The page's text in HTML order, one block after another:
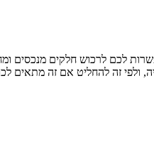
לכם לרכוש חלקים מנכסים